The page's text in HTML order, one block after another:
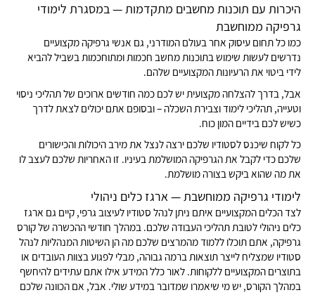
היכרות עם תוכנות מחשבים מתקדמות — במסגרת לימודי
גרפיקה ממוחשבת
כמו כל תחום עיסוק אחר בעולם המודרני, גם אנשי גרפיקה מקצועיים
נדרשים לעשות שימוש בתוכנות מחשב חכמות ומתוחכמות בשביל להביא
לידי ביטוי את הרעיונות המקצועיים שלהם.
אבל, בדרך להצלחה מקצועית יש לכם כמה חודשים ארוכים של תהליכי ניסוי
וטעייה, תהליכי לימוד וצבירת השכלה – ובסופם אתם יכולים לצאת לדרך
כשיש לכם בידיים המון כוח.
כל לקוח שיכנס לסטודיו שלכם ירצה לנצל את מירב היכולות והכישורים
שלכם כדי לקבל את הגרפיקה המושלמת בעיניו. זו האחריות שלכם לעצב לו
את מה שהוא ביקש בצורה מושלמת.
לימודי גרפיקה ממוחשבת — ארגז כלים ניהולי
לצד הכלים המקצועיים איתם ניתן לנהל סטודיו לעיצוב גרפי, קיים גם ארגז
כלים ניהולי לטובת תהליכי העבודה שלכם. במהלך חודשי ההכשרה של קורס
גרפיקה, אתם תוכלו ללמוד מהמרצים שלכם מה הן השיטות המנהליות לנהל
סטודיו שמצליח לייצר תוצאות ברמה גבוהה, מבלי לפגוע בצוות העובדים או
בתוצרים המקצועיים ללקוחות. לאור כלל המידע אילו אתם עתידים להיחשף
במהלך הקורס, יש מי שיאמרו שמדובר במידע שולי. אבל, אם הכוונה שלכם